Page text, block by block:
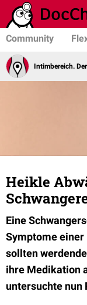
Community
Intimbereich.
Heikle
Eine
Symptome
sollten
ihre Medikation
untersuchte nun